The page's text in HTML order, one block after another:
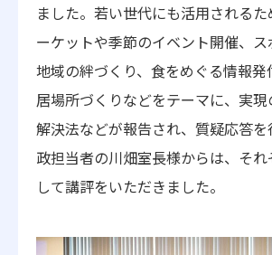
ました。若い世代にも活用される
ーケットや季節のイベント開催、
地域の絆づくり、食をめぐる情報発
居場所づくりなどをテーマに、実現
解決法などが報告され、質疑応答
政担当者の川畑室長様からは、そ
して講評をいただきました。